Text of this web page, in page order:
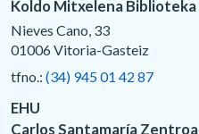
Koldo Mitxelena Biblioteka
Nieves Cano, 33
01006 Vitoria-Gasteiz
tfno.: (34) 945 01 42 87
EHU
Carlos Santamaría Zentroa